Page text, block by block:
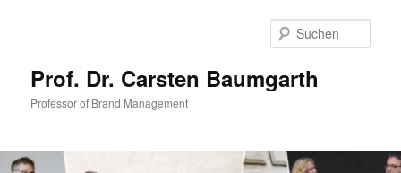
Prof. Dr. Carsten Baumgarth
Professor of Brand Management